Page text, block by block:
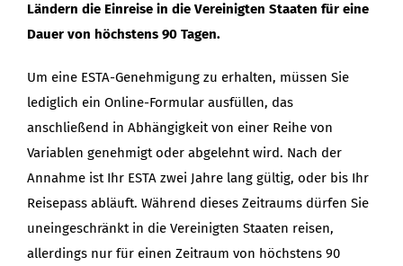
Ländern die Einreise in die Vereinigten Staaten für eine
Dauer von höchstens 90 Tagen.
Um eine ESTA-Genehmigung zu erhalten, müssen Sie
lediglich ein Online-Formular ausfüllen, das
anschließend in Abhängigkeit von einer Reihe von
Variablen genehmigt oder abgelehnt wird. Nach der
Annahme ist Ihr ESTA zwei Jahre lang gültig, oder bis Ihr
Reisepass abläuft. Während dieses Zeitraums dürfen Sie
uneingeschränkt in die Vereinigten Staaten reisen,
allerdings nur für einen Zeitraum von höchstens 90